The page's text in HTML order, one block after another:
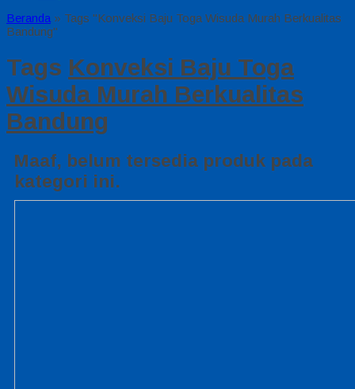
Beranda » Tags "Konveksi Baju Toga Wisuda Murah Berkualitas
Bandung"
Tags Konveksi Baju Toga
Wisuda Murah Berkualitas
Bandung
Maaf, belum tersedia produk pada
kategori ini.